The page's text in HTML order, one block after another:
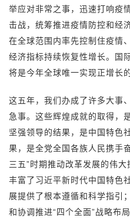
举应对非常之事，迅速打响疫
击战，统筹推进疫情防控和经
在全球范围内率先控制住疫情
经济指标持续恢复性增长。国
将是今年全球唯一实现正增长
这五年，我们办成了许多大事
急事。这些辉煌成就的取得，
坚强领导的结果，是中国特色
果，是全党全国各族人民携手
三五”时期推动改革发展的伟
丰富了习近平新时代中国特色
展提供了根本遵循和科学指引
和协调推进“四个全面”战略布